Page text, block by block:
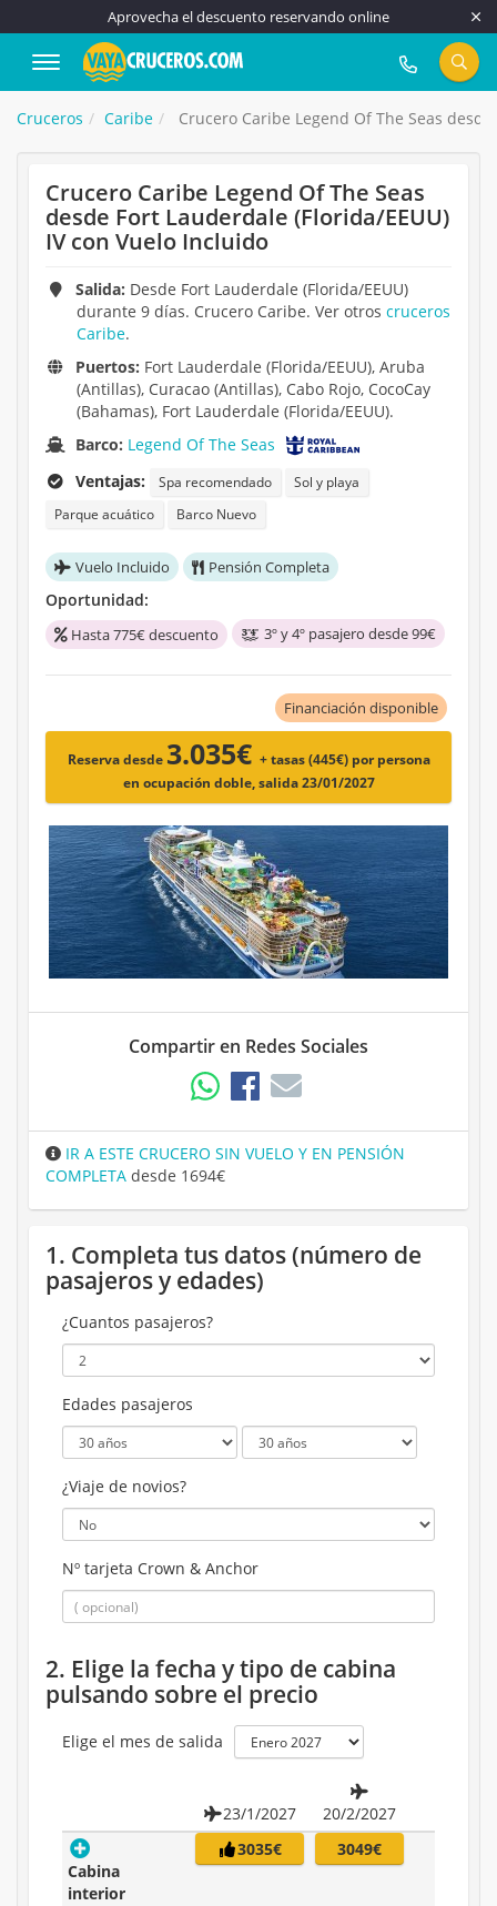
Aprovecha el descuento reservando online
917 815 555
Cruceros Caribe Crucero Caribe Legend Of The Seas
Crucero Caribe Legend Of The Seas
desde Fort Lauderdale (Florida/EEUU)
IV con Vuelo Incluido
Salida: Desde Fort Lauderdale (Florida/EEUU)
durante 9 días. Crucero Caribe. Ver otros cruceros
Caribe.
Puertos: Fort Lauderdale (Florida/EEUU), Aruba
(Antillas), Curacao (Antillas), Cabo Rojo, CocoCay
(Bahamas), Fort Lauderdale (Florida/EEUU).
Barco: Legend Of The Seas
Ventajas:
Spa recomendado
Sol y playa
Parque acuático
Barco Nuevo
Vuelo Incluido Pensión Completa
Oportunidad:
Hasta 775€ descuento 3º y 4º pasajero desde 99€
Financiación disponible
Reserva desde 3.035€ + tasas (445€) por persona
en ocupación doble, salida 23/01/2027
Compartir en Redes Sociales
IR A ESTE CRUCERO SIN VUELO Y EN PENSIÓN
COMPLETA desde 1694€
1. Completa tus datos (número de
pasajeros y edades)
¿Cuantos pasajeros?
Edades pasajeros
¿Viaje de novios?
Nº tarjeta Crown & Anchor
2. Elige la fecha y tipo de cabina
pulsando sobre el precio
Elige el mes de salida
23/1/2027 20/2/2027
Cabina
interior
3035€ 3049€